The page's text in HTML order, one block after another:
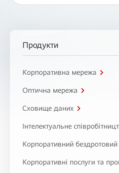
Продукти
Корпоративна мережа
Оптична мережа
Сховище даних
Інтелектуальне
Корпоративний бездротовий
Корпоративні послуги та